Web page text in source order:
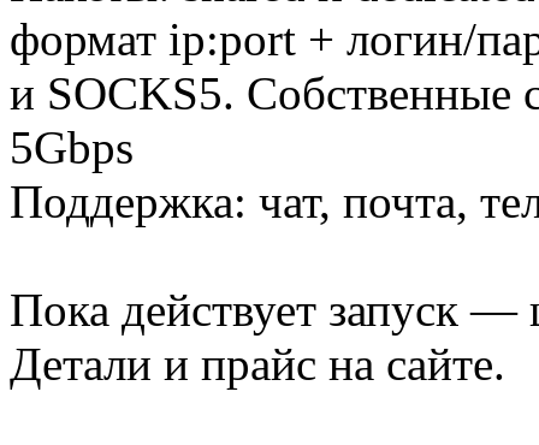
формат ip:port + логин/
и SOCKS5. Собственные
5Gbps
Поддержка: чат, почта,
Пока действует запуск
Детали и прайс на сайте.